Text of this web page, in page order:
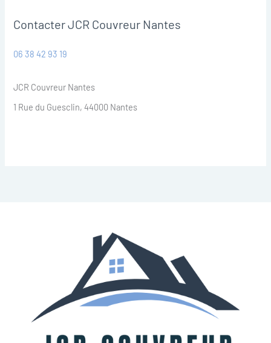
Contacter JCR Couvreur Nantes
06 38 42 93 19
JCR Couvreur Nantes
1 Rue du Guesclin, 44000 Nantes